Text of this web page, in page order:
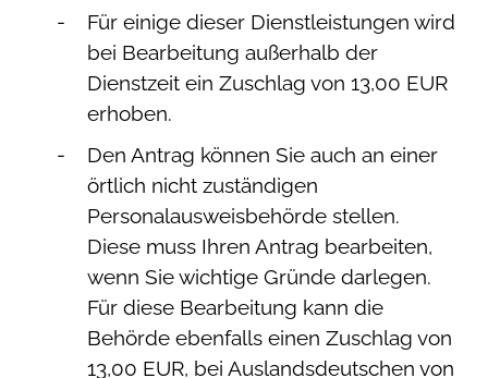
Für einige dieser Dienstleistungen wird
bei Bearbeitung außerhalb der
Dienstzeit ein Zuschlag von 13,00 EUR
erhoben.
Den Antrag können Sie auch an einer
örtlich nicht zuständigen
Personalausweisbehörde stellen.
Diese muss Ihren Antrag bearbeiten,
wenn Sie wichtige Gründe darlegen.
Für diese Bearbeitung kann die
Behörde ebenfalls einen Zuschlag von
13,00 EUR, bei Auslandsdeutschen von